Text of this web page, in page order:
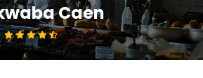
Caen